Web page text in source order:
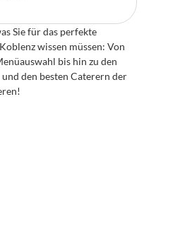
Sie für das perfekte
wissen müssen: Von
bis hin zu den
und den besten Caterern der